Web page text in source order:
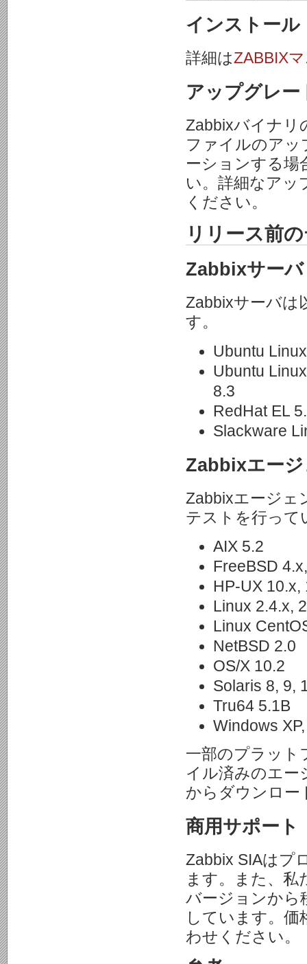
インストール
詳細はZABBIX
アップグレー
Zabbixバイナリ
ファイルのアッ
ーションする場
い。詳細なアッ
ください。
リリース前
Zabbixサーバ
Zabbixサーバは
す。
Ubuntu
Ubuntu
8.3
RedHat EL
Slackware
Zabbixエー
Zabbixエージェ
テストを行って
AIX 5.2
FreeBSD
HP-UX 10.x,
Linux 2.4.x,
Linux
NetBSD 2.0
OS/X 10.2
Solaris 8, 9,
Tru64 5.1B
Windows
一部のプラット
イル済みのエー
からダウンロー
商用サポート
Zabbix SIAはプ
ます。また、私
バージョンから
しています。
わせください。